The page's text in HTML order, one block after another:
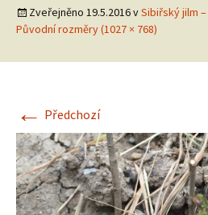
Zveřejněno 19.5.2016vSibiřský jilm
Původní rozměry (1027 × 768)
← Předchozí